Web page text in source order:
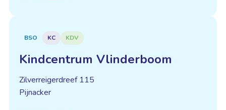
BSO KC KDV
Kindcentrum Vlinderboom
Zilverreigerdreef 115
Pijnacker